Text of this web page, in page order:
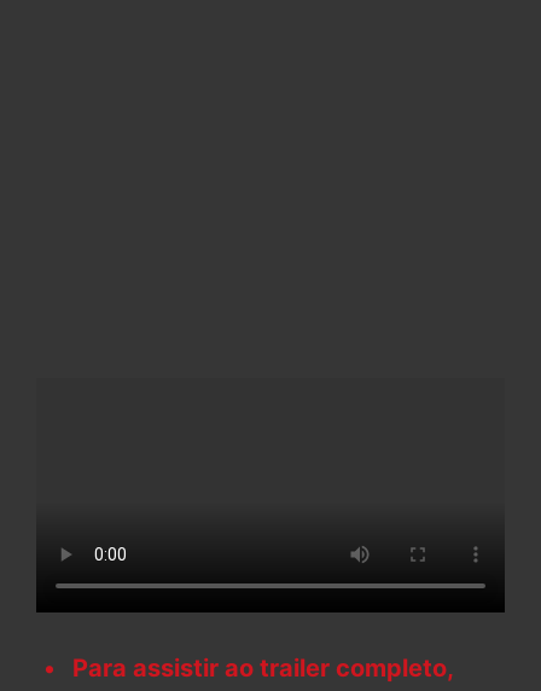
Para assistir ao trailer completo,